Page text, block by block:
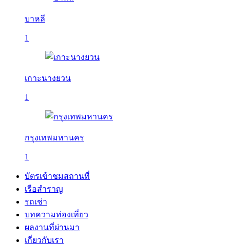
บาหลี
1
เกาะนางยวน
1
กรุงเทพมหานคร
1
บัตรเข้าชมสถานที่
เรือสำราญ
รถเช่า
บทความท่องเที่ยว
ผลงานที่ผ่านมา
เกี่ยวกับเรา